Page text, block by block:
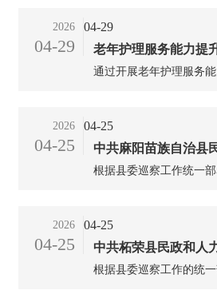
和养老产业”的部署，推
设，适应养老服务行业
（标准委）近日批准发
2026
04-29
04-29
老年护理服务能力提
通过开展老年护理服务
力不断提升,老年护理服
性、可及性、规范性持
断增强。...
2026
04-25
04-25
中共麻阳苗族自治县
整改进展情况的通报
根据县委巡察工作统一
24日，巡察组向县民政
见。按照巡视巡察工作
进展情况予以公布。...
2026
04-25
04-25
中共柘荣县民政和人
组关于养老服务领域
根据县委巡察工作的统